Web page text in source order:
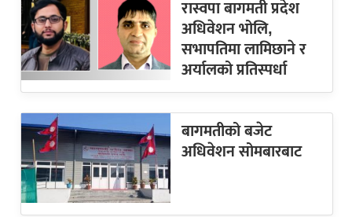
रास्वपा बागमती प्रदेश
अधिवेशन भोलि,
सभापतिमा लामिछाने र
अर्यालको प्रतिस्पर्धा
बागमतीको बजेट
अधिवेशन सोमबारबाट